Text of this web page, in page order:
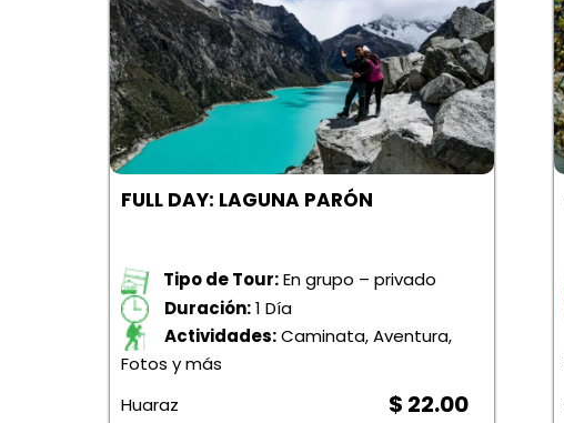
FULL DAY: LAGUNA PARÓN
Tipo de Tour:En grupo – privado
Duración:1 Día
Actividades:Caminata, Aventura,
Fotos y más
Huaraz
$ 22.00